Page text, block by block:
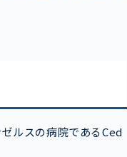
ルスの病院であるCed